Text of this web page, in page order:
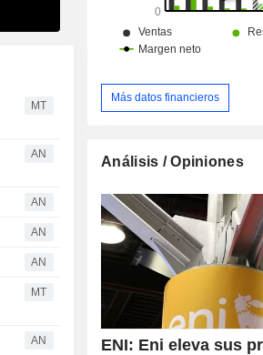
MT
AN
AN
AN
AN
MT
AN
Más datos financieros
Análisis / Opiniones
ENI: Eni eleva sus